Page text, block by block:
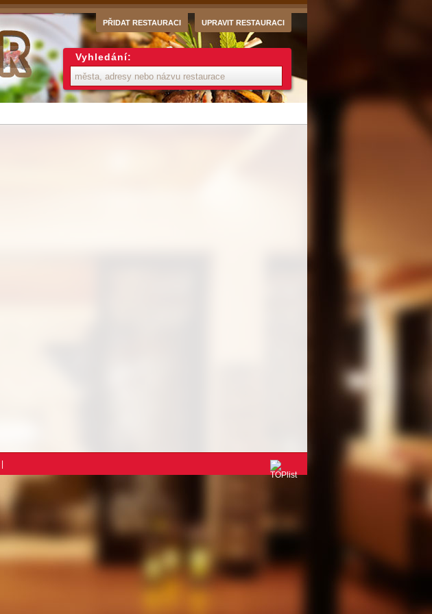
PŘIDAT RESTAURACI UPRAVIT RESTAURACI
Vyhledání: